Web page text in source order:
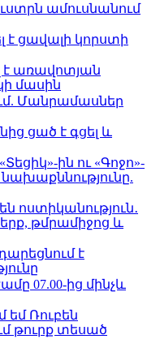
ամուսնանում
է ցավալի կորստի
է առավոտյան
մասին
Մանրամասներ
ցած է գցել և
ին ու «Գոջո»-
ոստիկանություն․
թմրամիջոց և
է
07.00-ից մինչև
Ռուբեն
թուրք տեսած